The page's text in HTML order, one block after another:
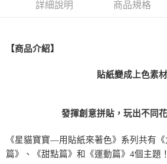
運送方式
每筆NT$60，滿NT$490(含以上)免運費
每筆NT$60，滿NT$490(含以上)免運費
每筆NT$85，滿NT$490(含以上)免運費
郵局
每筆NT$85，滿NT$490(含以上)免運費
詳細說明 商品規格
【商品介紹】
貼紙變成上色素材
發揮創意拼貼，玩出不同
《星貓寶寶—用貼紙來著色》系列共有
篇》、《甜點篇》和《運動篇》 4個主題！